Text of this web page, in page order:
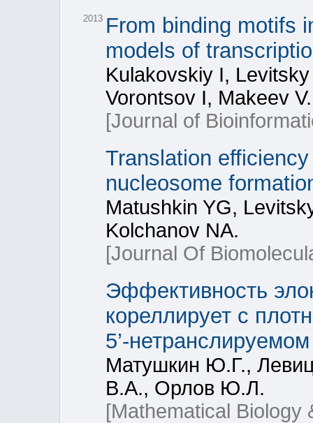
2013 From binding motifs
models of
Kulakovskiy I,
Vorontsov I, Makeev V.
[Journal of
Translation
nucleosome
Matushkin YG,
Kolchanov NA.
[Journal Of
Эффективность
кореллирует с
5’-
Матушкин Ю.Г.,
В.А., Орлов Ю.Л.
[Mathematical Biology